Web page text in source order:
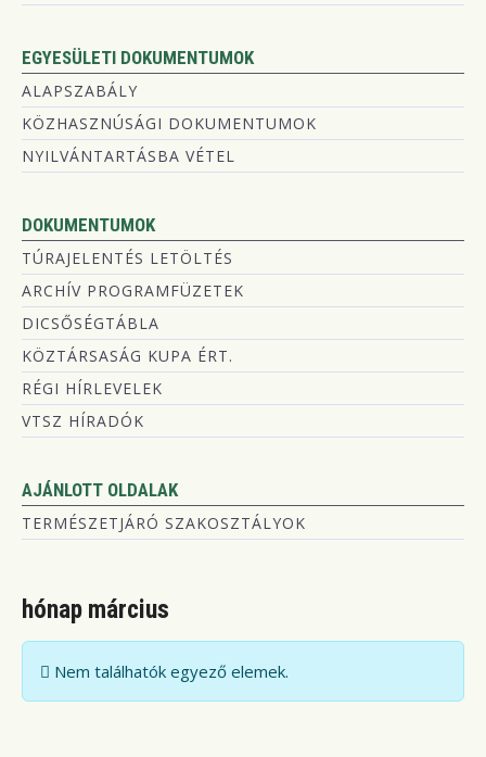
EGYESÜLETI DOKUMENTUMOK
ALAPSZABÁLY
KÖZHASZNÚSÁGI DOKUMENTUMOK
NYILVÁNTARTÁSBA VÉTEL
DOKUMENTUMOK
TÚRAJELENTÉS LETÖLTÉS
ARCHÍV PROGRAMFÜZETEK
DICSŐSÉGTÁBLA
KÖZTÁRSASÁG KUPA ÉRT.
RÉGI HÍRLEVELEK
VTSZ HÍRADÓK
AJÁNLOTT OLDALAK
TERMÉSZETJÁRÓ SZAKOSZTÁLYOK
hónap március
Információ
Nem találhatók egyező elemek.